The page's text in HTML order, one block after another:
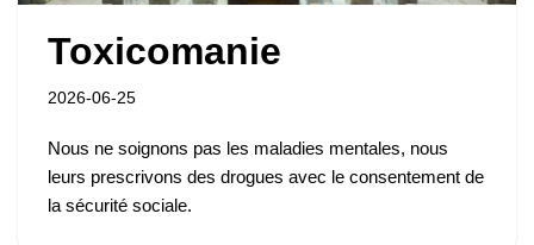
Toxicomanie
2026-06-25
Nous ne soignons pas les maladies mentales, nous
leurs prescrivons des drogues avec le consentement de
la sécurité sociale.